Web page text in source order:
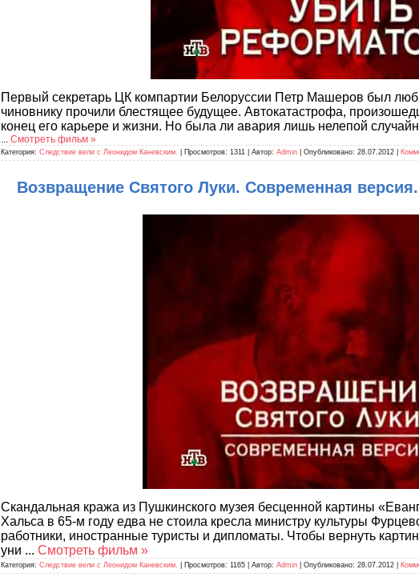
Первый секретарь ЦК компартии Белоруссии Петр Машеров был
чиновнику прочили блестящее будущее. Автокатастрофа,
конец его карьере и жизни. Но была ли авария лишь нелепой
... Смотреть фильм »
Категория: Следствие вели с Леонидом Каневским. | Просмотров: 1311 | Автор: Admin | Опубликовано: 28.07.2012
Возвращение Святого Луки. Современная
Скандальная кража из Пушкинского музея бесценной картины
Хальса в 65-м году едва не стоила кресла министру культуры
работники, иностранные туристы и дипломаты. Чтобы вернуть
уни ... Смотреть фильм »
Категория: Следствие вели с Леонидом Каневским. | Просмотров: 1165 | Автор: Admin | Опубликовано: 28.07.2012